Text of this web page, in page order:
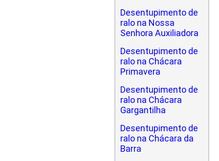
Desentupimento de
ralo na Nossa
Senhora Auxiliadora
Desentupimento de
ralo na Chácara
Primavera
Desentupimento de
ralo na Chácara
Gargantilha
Desentupimento de
ralo na Chácara da
Barra